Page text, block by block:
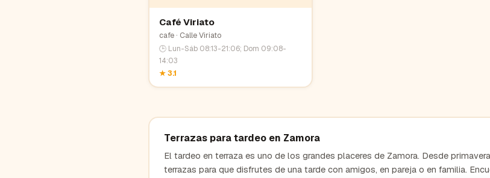
Café Viriato
cafe· Calle Viriato
🕒 Lun-Sáb 08:13-21:06; Dom 09:08-
14:03
★3.1
Terrazas para tardeo en Zamora
El tardeo en terraza es uno de los grandes placeres de Zamora. Desde
terrazas para que disfrutes de una tarde con amigos, en pareja o en familia.